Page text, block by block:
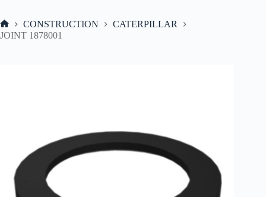
Accueil
CONSTRUCTION
CATERPILLAR
JOINT 1878001